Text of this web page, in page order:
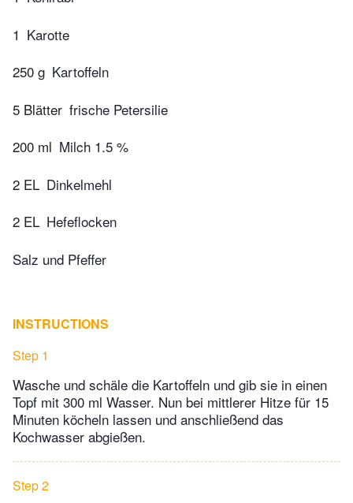
1 Karotte
250 g Kartoffeln
5 Blätter frische Petersilie
200 ml Milch 1.5 %
2 EL Dinkelmehl
2 EL Hefeflocken
Salz und Pfeffer
INSTRUCTIONS
Step 1
Wasche und schäle die Kartoffeln und gib sie in einen
Topf mit 300 ml Wasser. Nun bei mittlerer Hitze für 15
Minuten köcheln lassen und anschließend das
Kochwasser abgießen.
Step 2